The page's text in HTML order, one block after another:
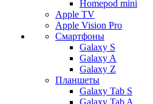
Homepod mini
Apple TV
Apple Vision Pro
Смартфоны
Galaxy S
Galaxy A
Galaxy Z
Планшеты
Galaxy Tab S